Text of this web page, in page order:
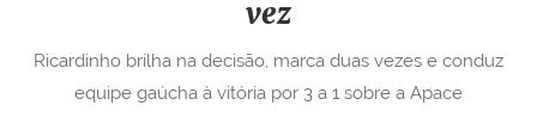
vez
Ricardinho brilha na decisão, marca duas vezes e conduz
equipe gaúcha à vitória por 3 a 1 sobre a Apace